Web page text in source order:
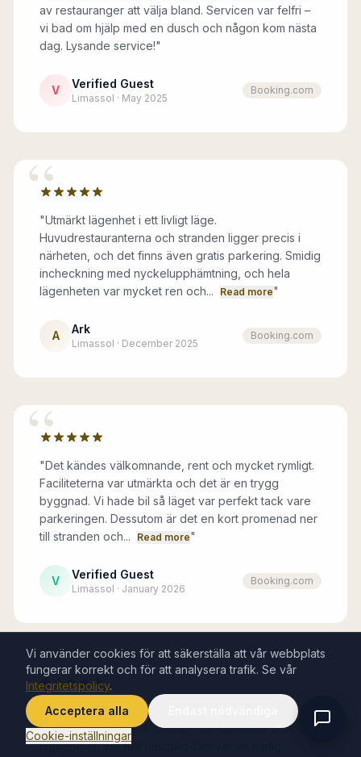
av restauranger att välja bland. Servicen var felfri –
vi bad om hjälp med en dusch och någon kom nästa
dag. Lysande service!"
V Verified Guest
Limassol · May 2025
Booking.com
“
"Utmärkt lägenhet i ett livligt läge.
Huvudrestauranterna och stranden ligger precis i
närheten, och det finns även gratis parkering. Smidig
incheckning med nyckelupphämtning, och hela
lägenheten var mycket ren och...
Read more"
A Ark
Limassol · December 2025
Booking.com
“
"Det kändes välkomnande, rent och mycket rymligt.
Faciliteterna var utmärkta och det är en trygg
byggnad. Vi hade bil så läget var perfekt tack vare
parkeringen. Dessutom är det en kort promenad ner
till stranden och...
Read more"
V Verified Guest
Limassol · January 2026
Booking.com
“"Tack, herr Andreas. Vistelsen var underbar och
bekväm. Allt var rent, utsikten var fantastisk och
lägenheten var fullt utrustad. Det var en härlig
Vi använder cookies för att säkerställa att vår webbplats
fungerar korrekt och för att analysera trafik. Se vår
Integritetspolicy.
Acceptera alla
Cookie-inställningar